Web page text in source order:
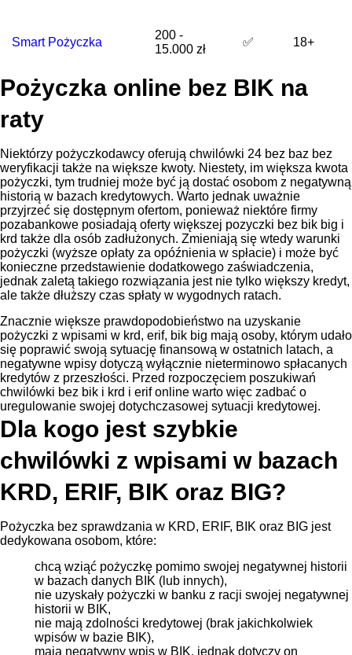
Smart Pożyczka
200 -
15.000 zł
✅ 18+
Pożyczka online bez BIK na
raty
Niektórzy pożyczkodawcy oferują chwilówki 24 bez baz bez
weryfikacji także na większe kwoty. Niestety, im większa kwota
pożyczki, tym trudniej może być ją dostać osobom z negatywną
historią w bazach kredytowych. Warto jednak uważnie
przyjrzeć się dostępnym ofertom, ponieważ niektóre firmy
pozabankowe posiadają oferty większej pozyczki bez bik big i
krd także dla osób zadłużonych. Zmieniają się wtedy warunki
pożyczki (wyższe opłaty za opóźnienia w spłacie) i może być
konieczne przedstawienie dodatkowego zaświadczenia,
jednak zaletą takiego rozwiązania jest nie tylko większy kredyt,
ale także dłuższy czas spłaty w wygodnych ratach.
Znacznie większe prawdopodobieństwo na uzyskanie
pożyczki z wpisami w krd, erif, bik big mają osoby, którym udało
się poprawić swoją sytuację finansową w ostatnich latach, a
negatywne wpisy dotyczą wyłącznie nieterminowo spłacanych
kredytów z przeszłości. Przed rozpoczęciem poszukiwań
chwilówki bez bik i krd i erif online warto więc zadbać o
uregulowanie swojej dotychczasowej sytuacji kredytowej.
Dla kogo jest szybkie
chwilówki z wpisami w bazach
KRD, ERIF, BIK oraz BIG?
Pożyczka bez sprawdzania w KRD, ERIF, BIK oraz BIG jest
dedykowana osobom, które:
chcą wziąć pożyczkę pomimo swojej negatywnej historii
w bazach danych BIK (lub innych),
nie uzyskały pożyczki w banku z racji swojej negatywnej
historii w BIK,
nie mają zdolności kredytowej (brak jakichkolwiek
wpisów w bazie BIK),
mają negatywny wpis w BIK, jednak dotyczy on